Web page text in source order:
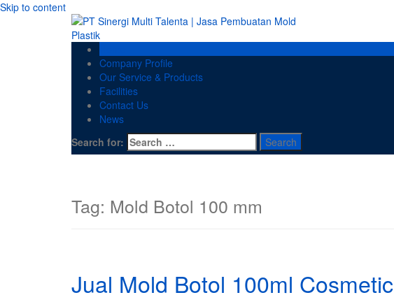
Skip to content
Company Profile
Our Service & Products
Facilities
Contact Us
News
Search for:
Tag: Mold Botol 100 mm
Jual Mold Botol 100ml Cosmetic